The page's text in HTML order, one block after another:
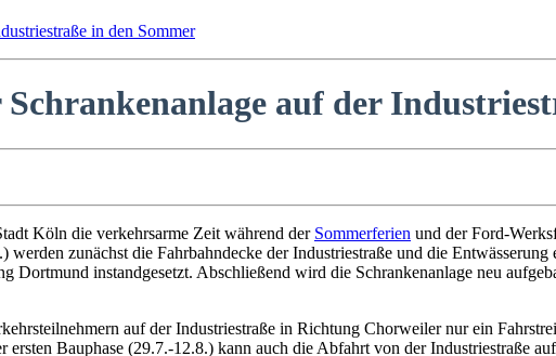
in den Sommer
auf der
Köln die verkehrsarme Zeit während der Sommerferien und der Ford-
werden zunächst die Fahrbahndecke der Industriestraße und die
instandgesetzt. Abschließend wird die Schrankenanlage neu
auf der Industriestraße in Richtung Chorweiler nur ein
Bauphase (29.7.-12.8.) kann auch die Abfahrt von der Industriestraße